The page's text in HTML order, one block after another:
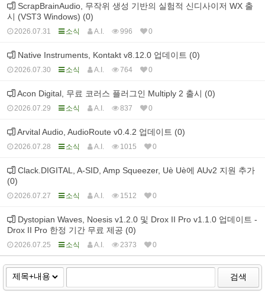
ScrapBrainAudio, 무작위 생성 기반의 실험적 신디사이저 WX 출
시 (VST3 Windows) (0)
2026.07.31 소식 A.I. 996 0
Native Instruments, Kontakt v8.12.0 업데이트 (0)
2026.07.30 소식 A.I. 764 0
Acon Digital, 무료 코러스 플러그인 Multiply 2 출시 (0)
2026.07.29 소식 A.I. 837 0
Arvital Audio, AudioRoute v0.4.2 업데이트 (0)
2026.07.28 소식 A.I. 1015 0
Clack.DIGITAL, A-SID, Amp Squeezer, Uè Uè에 AUv2 지원 추가
(0)
2026.07.27 소식 A.I. 1512 0
Dystopian Waves, Noesis v1.2.0 및 Drox II Pro v1.1.0 업데이트 -
Drox II Pro 한정 기간 무료 제공 (0)
2026.07.25 소식 A.I. 2373 0
검색